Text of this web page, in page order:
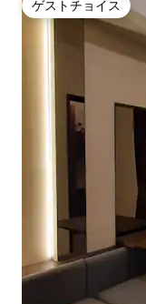
ゲストチョイス
ゲストチョイス